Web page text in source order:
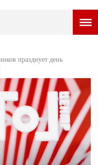
ВОПРОС НЕДЕЛИ
ПРЕМЬЕРА
ТАМ И ТУТ
СТИЛЬ ЖИЗНИ
ХАЙП
празднует день